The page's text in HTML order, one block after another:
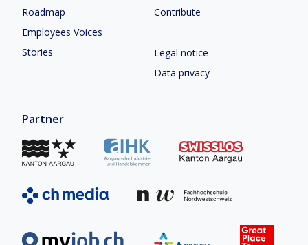
Roadmap
Employees Voices
Stories
Contribute
Legal notice
Data privacy
Partner